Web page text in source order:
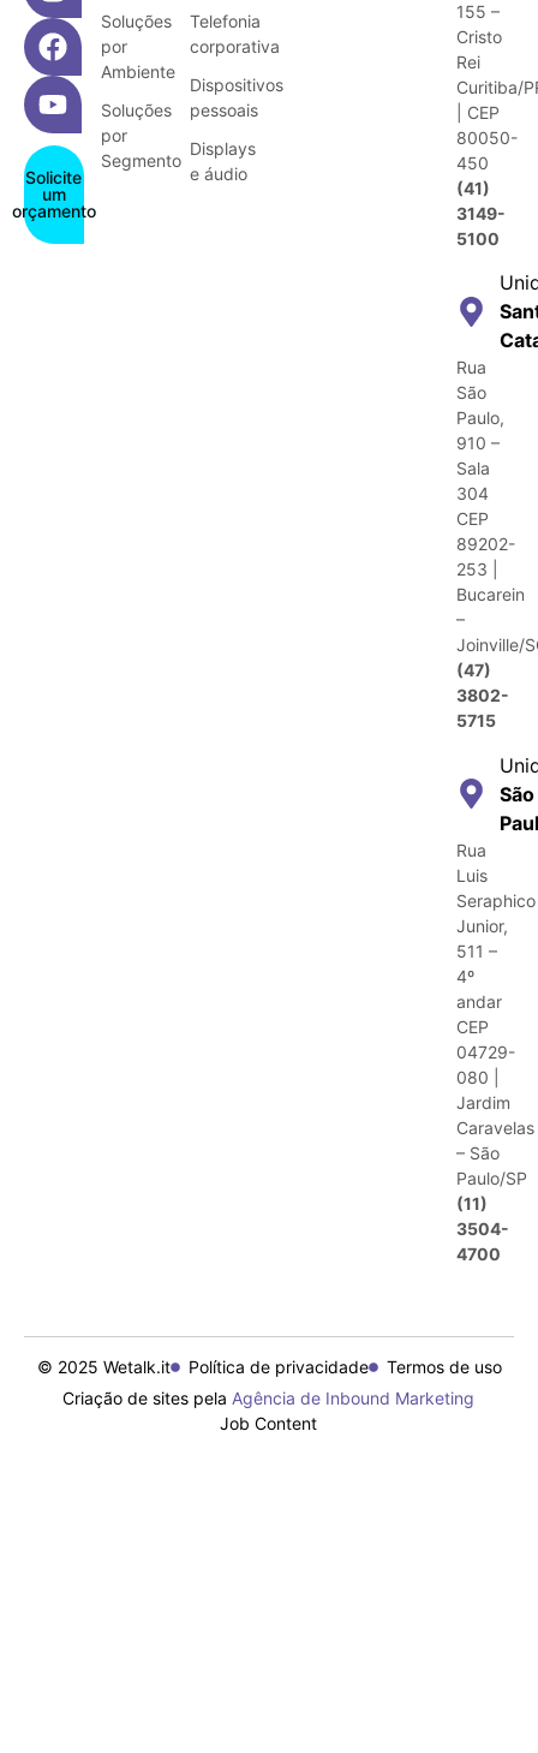
Solicite
um
orçamento
Soluções
por
Ambiente
Soluções
por
Segmento
Telefonia
corporativa
Dispositivos
pessoais
Displays
e áudio
155 –
Cristo
Rei
Curitiba/
| CEP
80050-
450
(41)
3149-
5100
Rua
São
Paulo,
910 –
Sala
304
CEP
89202-
253 |
Bucarein
–
Joinville/
(47)
3802-
5715
São
Rua
Luis
Seraphico
Junior,
511 –
4º
andar
CEP
04729-
080 |
Jardim
Caravelas
– São
Paulo/SP
(11)
3504-
4700
© 2025 Wetalk.it Política de privacidade
Termos de uso
Criação de sites pela Agência de Inbound Marketing
Job Content